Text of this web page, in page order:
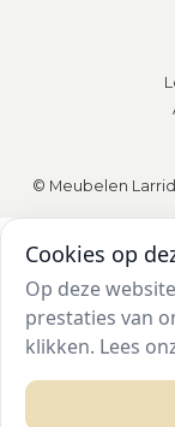
© Meubelen
Cookies op
Op deze
prestaties van
te klikken. Lees